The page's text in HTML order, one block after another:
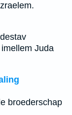
Juda
broederschap